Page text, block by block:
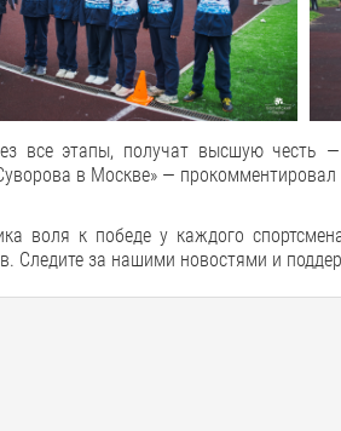
все этапы, получат высшую честь —
в Москве» — прокомментировал
воля к победе у каждого
Следите за нашими новостями и